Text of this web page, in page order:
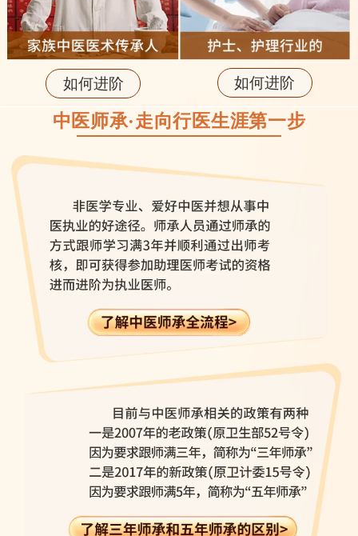
如何进阶 如何进阶
中医师承·走向行医生涯第一步